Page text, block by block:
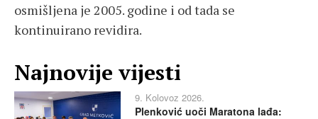
osmišljena je 2005. godine i od tada se
kontinuirano revidira.
Najnovije vijesti
9. Kolovoz 2026.
Plenković uoči Maratona lađa: